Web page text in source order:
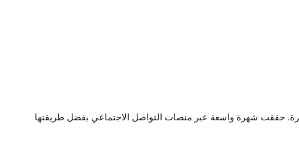
حققت شهرة واسعة عبر منصات التواصل الاجتماعي بفضل طريقتها